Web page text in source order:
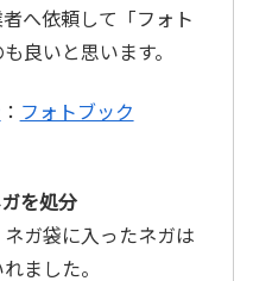
へ依頼して「フォト
良いと思います。
： フォトブック
を処分
ガ袋に入ったネガは
ました。